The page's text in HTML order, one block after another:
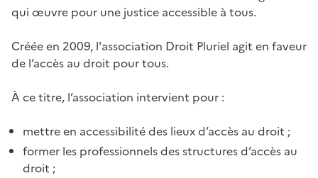
qui œuvre pour une justice accessible à tous.
Créée en 2009, l'association Droit Pluriel agit en faveur
de l’accès au droit pour tous.
À ce titre, l’association intervient pour :
mettre en accessibilité des lieux d’accès au droit ;
former les professionnels des structures d’accès au
droit ;